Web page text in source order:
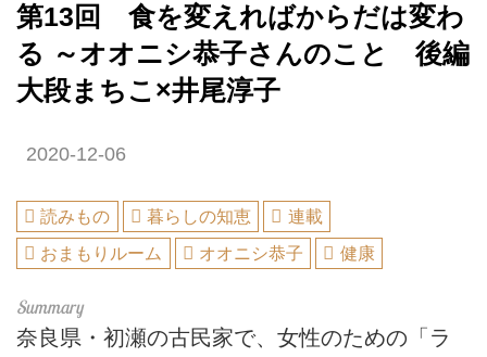
第13回 食を変えればからだは変わ
る ～オオニシ恭子さんのこと 後編
大段まちこ×井尾淳子
2020-12-06
読みもの 暮らしの知恵
連載
おまもりルーム
オオニシ恭子 健康
奈良県・初瀬の古民家で、女性のための「ラ